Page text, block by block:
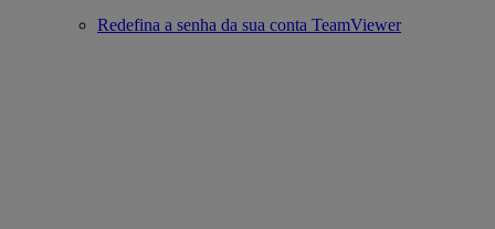
Redefina a senha da sua conta TeamViewer